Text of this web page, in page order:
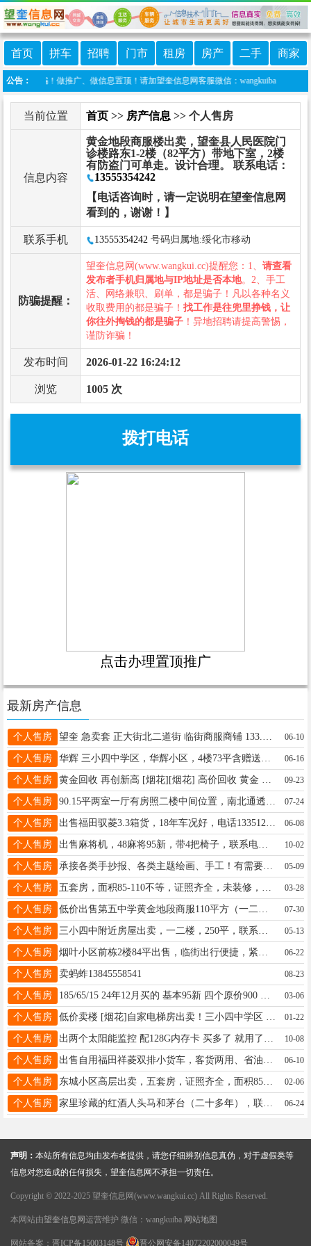
首页 拼车 招聘 门市 租房 房产 二手 商家
公告：
谨防诈骗！做推广、做信息置顶！请加望奎信息网客服微信：wangkuiba
当前位置 首页 >> 房产信息 >> 个人售房
信息内容
黄金地段商服楼出卖，望奎县人民医院门
诊楼路东1-2楼（82平方）带地下室，2楼
有防盗门可单走。设计合理。 联系电话：
13555354242
【电话咨询时，请一定说明在望奎信息网
看到的，谢谢！】
联系手机 13555354242 号码归属地:绥化市移动
防骗提醒：
望奎信息网(www.wangkui.cc)提醒您：1、 请查看
发布者手机归属地与IP地址是否本地。2、手工
活、网络兼职、刷单，都是骗子！凡以各种名义
收取费用的都是骗子！ 找工作是往兜里挣钱，让
你往外掏钱的都是骗子 ！异地招聘请提高警惕，
谨防诈骗！
发布时间 2026-01-22 16:24:12
浏览 1005 次
拨打电话
点击办理置顶推广
最新房产信息
个人售房 06-10
个人售房 06-16
个人售房 09-23
个人售房 07-24
个人售房 06-08
个人售房 出售麻将机，48麻将95新，带4把椅子，联系电话13304854573 10-02
个人售房 承接各类手抄报、各类主题绘画、手工！有需要的加微信！联系电话：18746060861 05-09
个人售房 03-28
个人售房 07-30
个人售房 05-13
个人售房 06-22
个人售房 卖蚂蚱13845558541 08-23
个人售房 03-06
个人售房 01-22
个人售房 10-08
个人售房 06-10
个人售房 东城小区高层出卖，五套房，证照齐全，面积85-110不等，未装修，视野好交通便利，随时可看房，价格实惠可议价，不是中介，电话18145557411 02-06
个人售房 06-24
声明： 本站所有信息均由发布者提供，请您仔细辨别信息真伪，对于虚假类等
信息对您造成的任何损失，望奎信息网不承担一切责任。
Copyright © 2022-2025 望奎信息网(www.wangkui.cc) All Rights Reserved.
本网站由望奎信息网 运营维护 微信：wangkuiba 网站地图
网站备案： 晋ICP备15003148号 晋公网安备14072202000049号